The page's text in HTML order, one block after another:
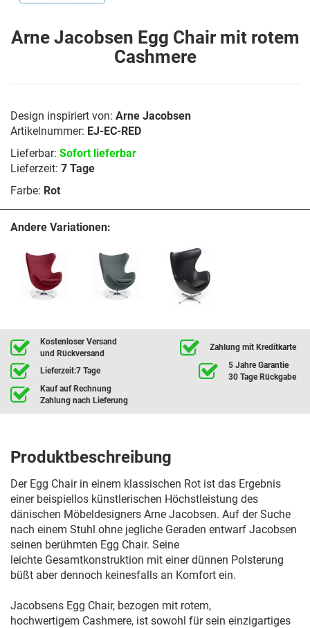
Arne Jacobsen Egg Chair mit rotem
Cashmere
Design inspiriert von: Arne Jacobsen
Artikelnummer: EJ-EC-RED
Lieferbar: Sofort lieferbar
Lieferzeit: 7 Tage
Farbe: Rot
Andere Variationen:
Kostenloser Versand
und Rückversand
Zahlung mit Kreditkarte
Lieferzeit:7 Tage
5 Jahre Garantie
30 Tage Rückgabe
Kauf auf Rechnung
Zahlung nach Lieferung
Produktbeschreibung
Der Egg Chair in einem klassischen Rot ist das Ergebnis
einer beispiellos künstlerischen Höchstleistung des
dänischen Möbeldesigners Arne Jacobsen. Auf der Suche
nach einem Stuhl ohne jegliche Geraden entwarf Jacobsen
seinen berühmten Egg Chair. Seine
leichte Gesamtkonstruktion mit einer dünnen Polsterung
büßt aber dennoch keinesfalls an Komfort ein.
Jacobsens Egg Chair, bezogen mit rotem,
hochwertigem Cashmere, ist sowohl für sein einzigartiges